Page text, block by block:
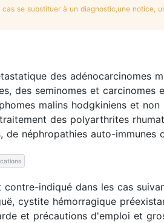
se substituer à un diagnostic,une notice,
des adénocarcinomes
des seminomes et
malins hodgkiniens et
des polyarthrites
de néphropathies auto-immunes
contre-indiqué dans les cas
cystite hémorragique
et précautions d'emploi et